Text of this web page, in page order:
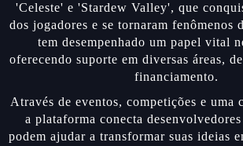
'Celeste' e 'Stardew Valley', que
dos jogadores e se tornaram fenômenos
tem desempenhado um papel vital
oferecendo suporte em diversas áreas,
financiamento.
Através de eventos, competições e uma
a plataforma conecta
podem ajudar a transformar suas ideias